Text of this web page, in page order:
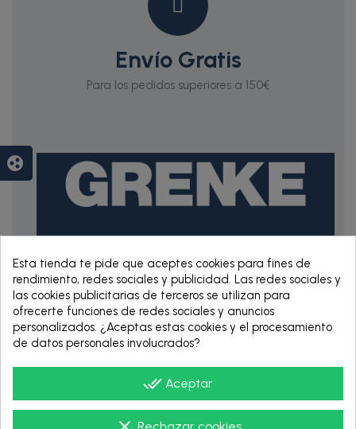
Envío Gratis
Para los pedidos superiores a 150€
RENTING DE 12
HASTA 60 MESES
Esta tienda te pide que aceptes cookies para fines de
rendimiento, redes sociales y publicidad. Las redes sociales y
las cookies publicitarias de terceros se utilizan para
ofrecerte funciones de redes sociales y anuncios
personalizados. ¿Aceptas estas cookies y el procesamiento
de datos personales involucrados?
done_all Aceptar
Rechazar cookies
group_work